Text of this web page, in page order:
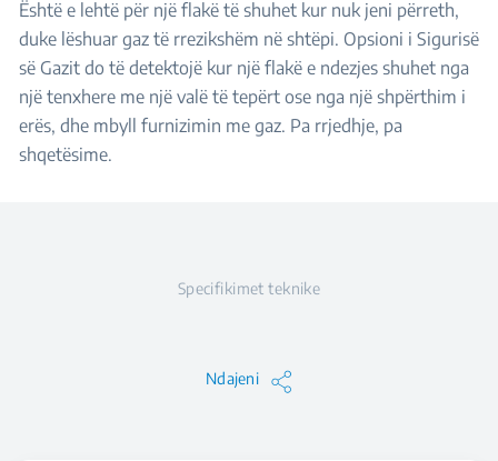
Është e lehtë për një flakë të shuhet kur nuk jeni përreth,
duke lëshuar gaz të rrezikshëm në shtëpi. Opsioni i Sigurisë
së Gazit do të detektojë kur një flakë e ndezjes shuhet nga
një tenxhere me një valë të tepërt ose nga një shpërthim i
erës, dhe mbyll furnizimin me gaz. Pa rrjedhje, pa
shqetësime.
Specifikimet teknike
Ndajeni